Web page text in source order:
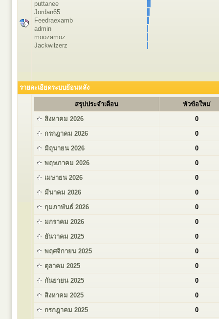
puttanee
Jordan65
Feedraexamb
admin
moozamoz
Jackwilzerz
รายละเอียดระบบย้อนหลัง
สรุปประจำเดือน
หัวข้อใหม่
สิงหาคม 2026
0
กรกฎาคม 2026
0
มิถุนายน 2026
0
พฤษภาคม 2026
0
เมษายน 2026
0
มีนาคม 2026
0
กุมภาพันธ์ 2026
0
มกราคม 2026
0
ธันวาคม 2025
0
พฤศจิกายน 2025
0
ตุลาคม 2025
0
กันยายน 2025
0
สิงหาคม 2025
0
กรกฎาคม 2025
0